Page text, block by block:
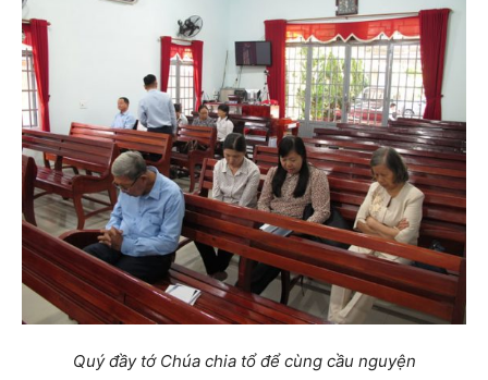
Quý đầy tớ Chúa chia tổ để cùng cầu nguyện